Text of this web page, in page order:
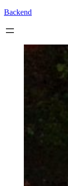
Backend